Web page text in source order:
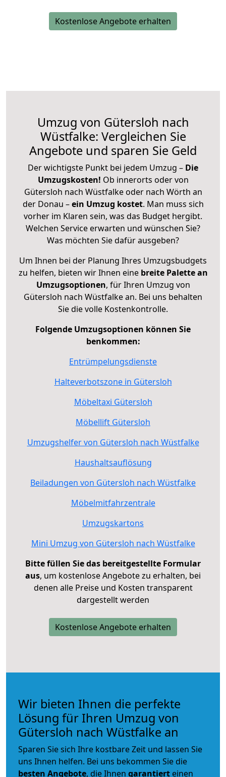
Kostenlose Angebote erhalten
Umzug von Gütersloh nach
Wüstfalke: Vergleichen Sie
Angebote und sparen Sie Geld
Der wichtigste Punkt bei jedem Umzug – Die
Umzugskosten! Ob innerorts oder von
Gütersloh nach Wüstfalke oder nach Wörth an
der Donau –ein Umzug kostet. Man muss sich
vorher im Klaren sein, was das Budget hergibt.
Welchen Service erwarten und wünschen Sie?
Was möchten Sie dafür ausgeben?
Um Ihnen bei der Planung Ihres Umzugsbudgets
zu helfen, bieten wir Ihnen eine breite Palette an
Umzugsoptionen, für Ihren Umzug von
Gütersloh nach Wüstfalke an. Bei uns behalten
Sie die volle Kostenkontrolle.
Folgende Umzugsoptionen können Sie
benkommen:
Entrümpelungsdienste
Halteverbotszone in Gütersloh
Möbeltaxi Gütersloh
Möbellift Gütersloh
Umzugshelfer von Gütersloh nach Wüstfalke
Haushaltsauflösung
Beiladungen von Gütersloh nach Wüstfalke
Möbelmitfahrzentrale
Umzugskartons
Mini Umzug von Gütersloh nach Wüstfalke
Bitte füllen Sie das bereitgestellte Formular
aus, um kostenlose Angebote zu erhalten, bei
denen alle Preise und Kosten transparent
dargestellt werden
Kostenlose Angebote erhalten
Wir bieten Ihnen die perfekte
Lösung für Ihren Umzug von
Gütersloh nach Wüstfalke an
Sparen Sie sich Ihre kostbare Zeit und lassen Sie
uns Ihnen helfen. Bei uns bekommen Sie die
besten Angebote, die Ihnen garantiert einen